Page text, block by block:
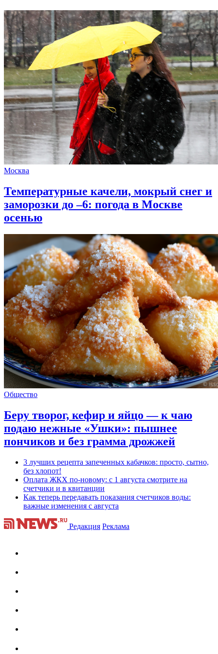
Москва
Температурные качели, мокрый снег и
заморозки до –6: погода в Москве
осенью
Общество
Беру творог, кефир и яйцо — к чаю
подаю нежные «Ушки»: пышнее
пончиков и без грамма дрожжей
3 лучших рецепта запеченных кабачков: просто, сытно,
без хлопот!
Оплата ЖКХ по-новому: с 1 августа смотрите на
счетчики и в квитанции
Как теперь передавать показания счетчиков воды:
важные изменения с августа
Редакция Реклама